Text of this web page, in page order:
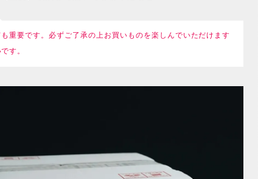
重要です。必ずご了承の上お買いものを楽しんでいただけます
す。